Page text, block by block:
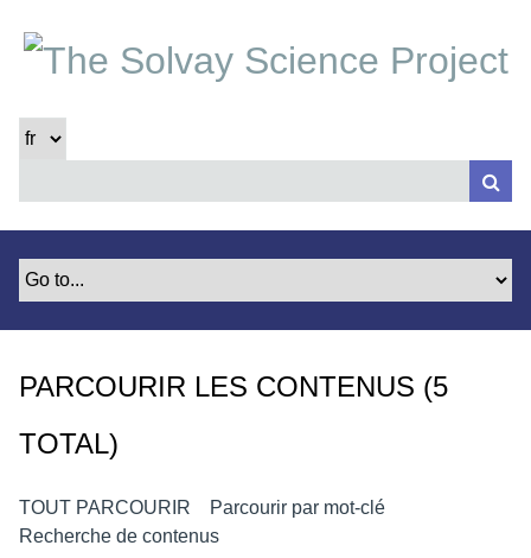
t
PARCOURIR LES CONTENUS (5
TOTAL)
TOUT PARCOURIR
Parcourir par mot-clé
Recherche de contenus